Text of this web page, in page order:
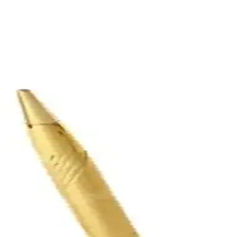
kullanılabilir.